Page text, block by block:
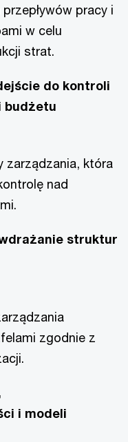
pracy i
w celu
strat.
do kontroli
budżetu
zarządzania, która
nad
struktur
zgodnie z
i modeli